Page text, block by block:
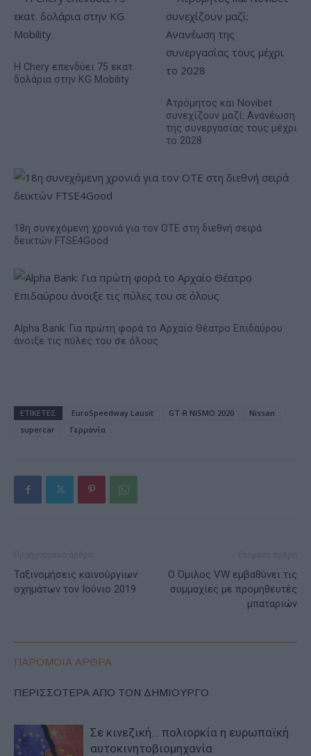
Η Chery επενδύει 75 εκατ.
δολάρια στην KG Mobility
Ατρόμητος και Novibet
συνεχίζουν μαζί: Ανανέωση
της συνεργασίας τους μέχρι
το 2028
18η συνεχόμενη χρονιά για τον ΟΤΕ στη διεθνή σειρά
δεικτών FTSE4Good
Alpha Bank: Για πρώτη φορά το Αρχαίο Θέατρο Επιδαύρου
άνοιξε τις πύλες του σε όλους
ΕΤΙΚΕΤΕΣ EuroSpeedway Lausit GT-R NISMO 2020
Nissan
supercar
Γερμανία
Ταξινομήσεις καινούργιων
οχημάτων τον Ιούνιο 2019
Ο Όμιλος VW εμβαθύνει τις
συμμαχίες με προμηθευτές
μπαταριών
ΠΑΡΟΜΟΙΑ ΑΡΘΡΑ
ΠΕΡΙΣΣΟΤΕΡΑ ΑΠΟ ΤΟΝ ΔΗΜΙΟΥΡΓΟ
Σε κινεζική… πολιορκία η ευρωπαϊκή
αυτοκινητοβιομηχανία